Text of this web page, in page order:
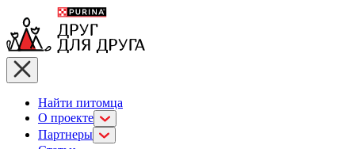
Найти питомца
О проекте
Партнеры